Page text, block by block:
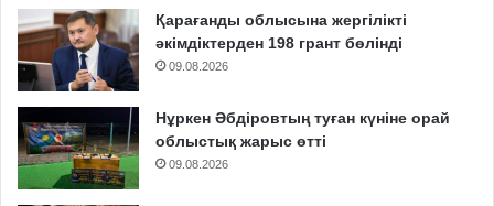
Қарағанды облысына жергілікті
әкімдіктерден 198 грант бөлінді
09.08.2026
Нұркен Әбдіровтың туған күніне орай
облыстық жарыс өтті
09.08.2026